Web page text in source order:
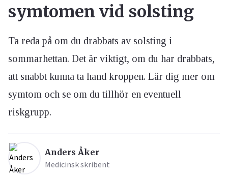
symtomen vid solsting
Ta reda på om du drabbats av solsting i
sommarhettan. Det är viktigt, om du har drabbats,
att snabbt kunna ta hand kroppen. Lär dig mer om
symtom och se om du tillhör en eventuell
riskgrupp.
Anders Åker
Medicinsk skribent